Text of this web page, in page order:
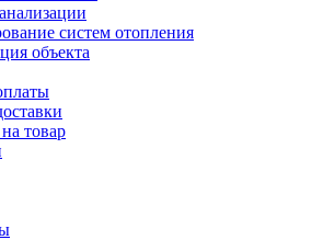
систем отопления
объекта
товар